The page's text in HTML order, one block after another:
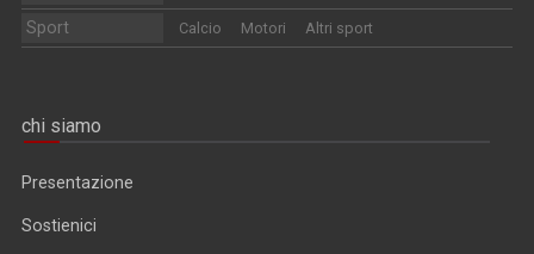
Sport Calcio Motori Altri sport
chi siamo
Presentazione
Sostienici